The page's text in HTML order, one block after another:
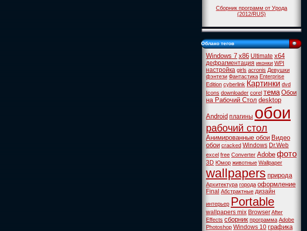
Сборник программ от Урода
(2012/RUS)
Облако тегов
Windows 7 x86 Ultimate x64
дефрагментация иконки WPI
настройка girls acronis Девушки
фэнтези Фантастика Enterprise
Edition cyberlink Картинки dvd
Icons downloader corel тема Обои
на Рабочий Стол desktop
Android плагины обои
рабочий стол
Анимированные обои Видео
обои cracked Windows Dr.Web
excel free Converter Adobe фото
3D Юмор животные Wallpaper
wallpapers природа
Архитектура города оформление
Final Абстрактные дизайн
интерьер Portable
wallpapers mix BrowserAfter
Effects сборник программа Adobe
Photoshop Windows 10 графика